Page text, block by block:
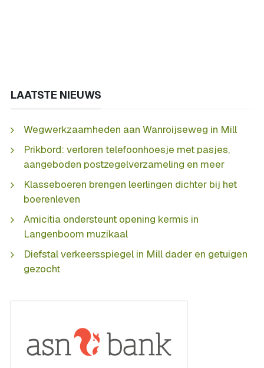
LAATSTE NIEUWS
Wegwerkzaamheden aan Wanroijseweg in Mill
Prikbord: verloren telefoonhoesje met pasjes,
aangeboden postzegelverzameling en meer
Klasseboeren brengen leerlingen dichter bij het
boerenleven
Amicitia ondersteunt opening kermis in
Langenboom muzikaal
Diefstal verkeersspiegel in Mill dader en getuigen
gezocht